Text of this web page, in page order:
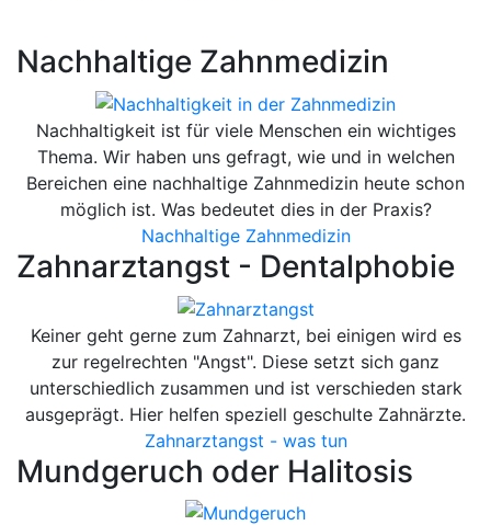
Nachhaltige Zahnmedizin
Nachhaltigkeit ist für viele Menschen ein wichtiges
Thema. Wir haben uns gefragt, wie und in welchen
Bereichen eine nachhaltige Zahnmedizin heute schon
möglich ist. Was bedeutet dies in der Praxis?
Nachhaltige Zahnmedizin
Zahnarztangst - Dentalphobie
Keiner geht gerne zum Zahnarzt, bei einigen wird es
zur regelrechten "Angst". Diese setzt sich ganz
unterschiedlich zusammen und ist verschieden stark
ausgeprägt. Hier helfen speziell geschulte Zahnärzte.
Zahnarztangst - was tun
Mundgeruch oder Halitosis